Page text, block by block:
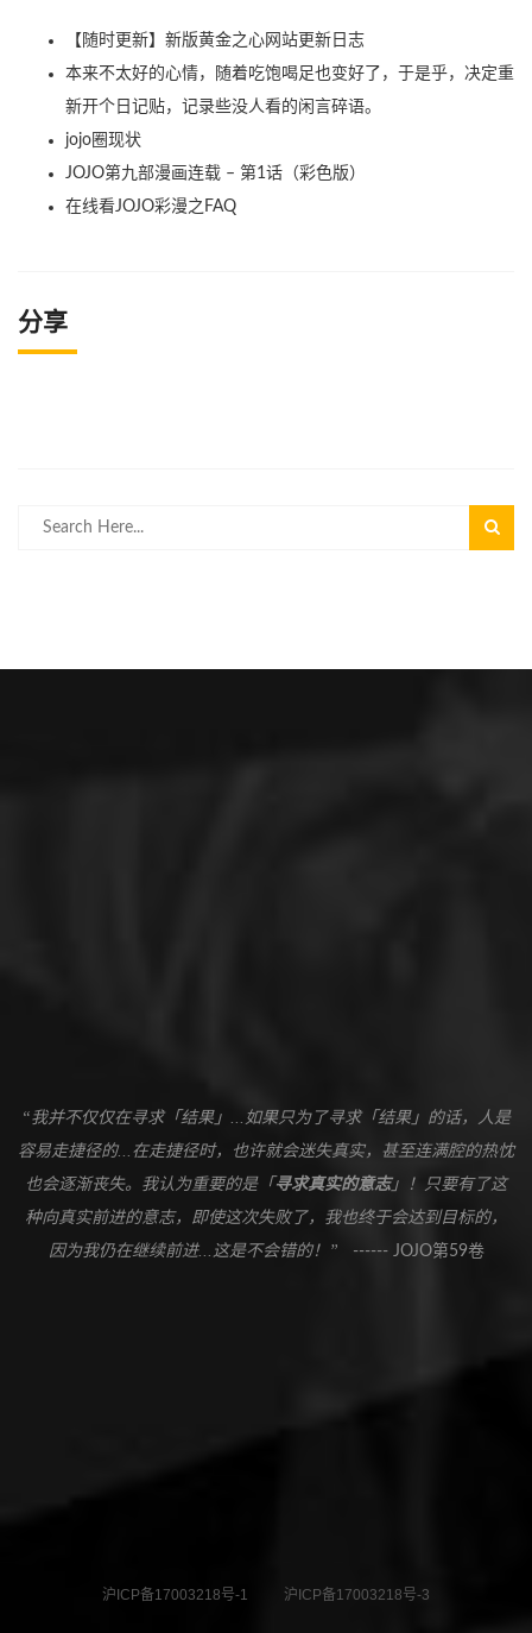
【随时更新】新版黄金之心网站更新日志
本来不太好的心情，随着吃饱喝足也变好了，于是乎，决定重
新开个日记贴，记录些没人看的闲言碎语。
jojo圈现状
JOJO第九部漫画连载 – 第1话（彩色版）
在线看JOJO彩漫之FAQ
分享
“我并不仅仅在寻求「结果」...如果只为了寻求「结果」的话，人是
容易走捷径的...在走捷径时，也许就会迷失真实，甚至连满腔的热忱
也会逐渐丧失。我认为重要的是「 寻求真实的意志」！只要有了这
种向真实前进的意志，即使这次失败了，我也终于会达到目标的，
因为我仍在继续前进...这是不会错的！”
------ JOJO第59卷
沪ICP备17003218号-1 沪ICP备17003218号-3